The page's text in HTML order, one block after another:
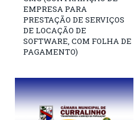
EMPRESA PARA
PRESTAÇÃO DE SERVIÇOS
DE LOCAÇÃO DE
SOFTWARE, COM FOLHA DE
PAGAMENTO)